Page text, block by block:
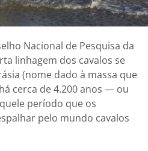
Nacional de Pesquisa da
linhagem dos cavalos se
(nome dado à massa que
cerca de 4.200 anos — ou
período que os
pelo mundo cavalos